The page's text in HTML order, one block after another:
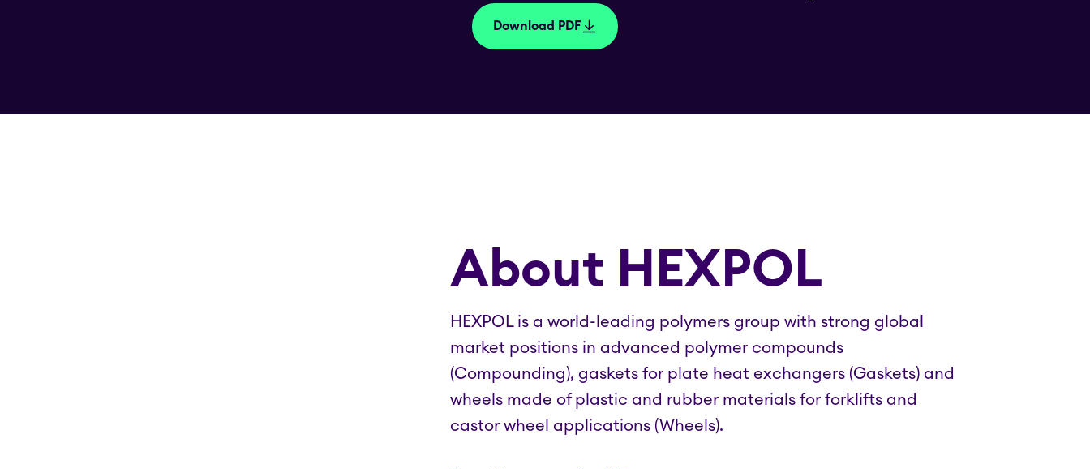
Download PDF
About HEXPOL
HEXPOL is a world-leading polymers group with strong global
market positions in advanced polymer compounds
(Compounding), gaskets for plate heat exchangers (Gaskets) and
wheels made of plastic and rubber materials for forklifts and
castor wheel applications (Wheels).